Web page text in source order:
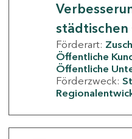
städtischen
Förderart:
Öffentliche
Öffentliche
Förderzweck: